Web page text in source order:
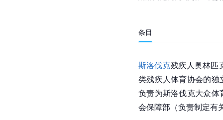
条目
斯洛伐克残疾人奥林匹
类残疾人体育协会的独
负责为斯洛伐克大众体
会保障部（负责制定有